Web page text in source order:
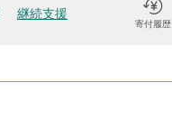
継続支援
寄付履歴